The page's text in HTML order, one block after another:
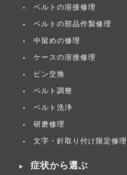
ベルトの溶接修理
ベルトの部品作製修理
中留めの修理
ケースの溶接修理
ピン交換
ベルト調整
ベルト洗浄
研磨修理
文字・針取り付け限定修理
症状から選ぶ